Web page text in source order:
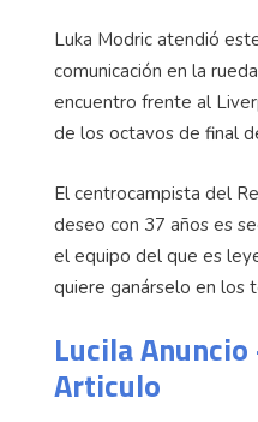
Luka Modric atendió
comunicación en la
encuentro frente al
de los octavos de final
El centrocampista del
deseo con 37 años es
el equipo del que es
quiere ganárselo en los
Lucila Anuncio
Articulo